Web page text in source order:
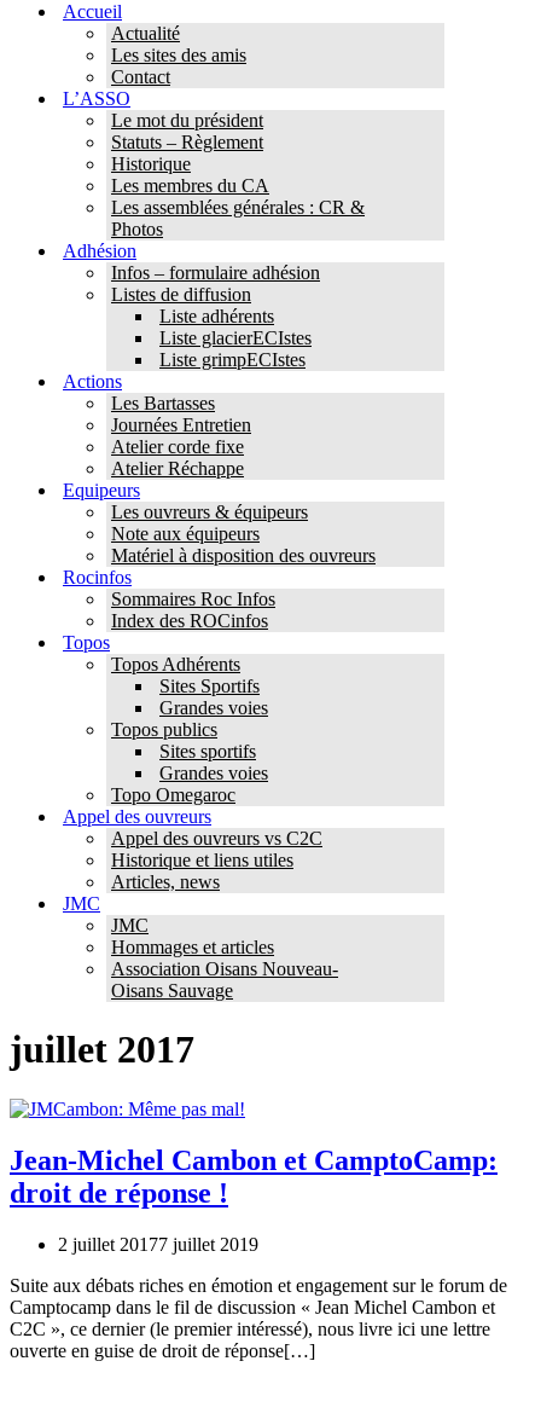
navigationAccueil
Actualité
Les sites des amis
Contact
L’ASSO
Le mot du président
Statuts – Règlement
Historique
Les membres du CA
Les assemblées générales : CR &
Photos
Adhésion
Infos – formulaire adhésion
Listes de diffusion
Liste adhérents
Liste glacierECIstes
Liste grimpECIstes
Actions
Les Bartasses
Journées Entretien
Atelier corde fixe
Atelier Réchappe
Equipeurs
Les ouvreurs & équipeurs
Note aux équipeurs
Matériel à disposition des ouvreurs
Rocinfos
Sommaires Roc Infos
Index des ROCinfos
Topos
Topos Adhérents
Sites Sportifs
Grandes voies
Topos publics
Sites sportifs
Grandes voies
Topo Omegaroc
Appel des ouvreurs
Appel des ouvreurs vs C2C
Historique et liens utiles
Articles, news
JMC
JMC
Hommages et articles
Association Oisans Nouveau-
Oisans Sauvage
juillet 2017
Jean-Michel Cambon et CamptoCamp:
droit de réponse !
2 juillet 20177 juillet 2019
Suite aux débats riches en émotion et engagement sur le forum de
Camptocamp dans le fil de discussion « Jean Michel Cambon et
C2C », ce dernier (le premier intéressé), nous livre ici une lettre
ouverte en guise de droit de réponse[…]